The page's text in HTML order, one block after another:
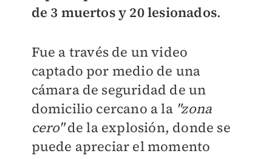
de 3 muertos y 20 lesionados.
Fue a través de un video
captado por medio de una
cámara de seguridad de un
domicilio cercano a la "zona
cero"de la explosión, donde se
puede apreciar el momento